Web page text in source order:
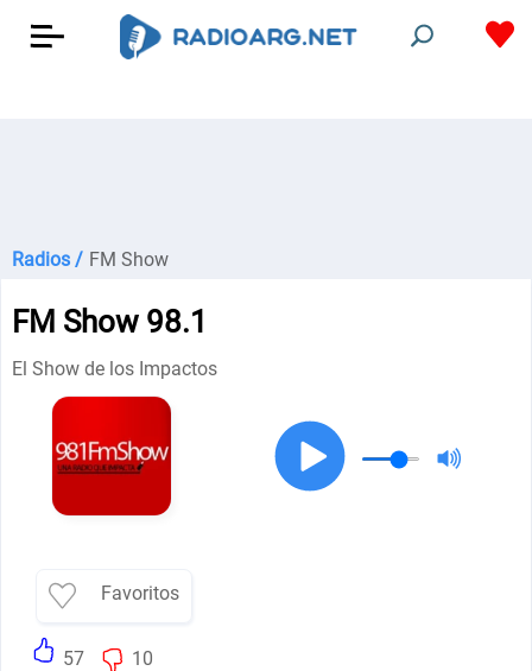
Radios / FM Show
FM Show 98.1
El Show de los Impactos
Favoritos
57 10